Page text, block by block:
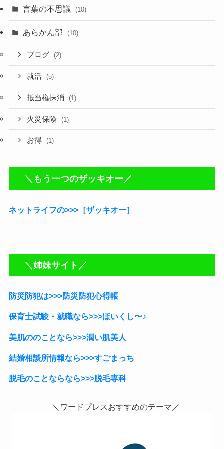
言葉の不思議 (10)
あらかん部 (10)
ブログ (2)
就活 (5)
抵当権抹消 (1)
火災保険 (1)
お得 (1)
＼もう一つのザッキオー／
ネットライフの>>>［ザッキオー］
＼姉妹サイト／
防災防犯は>>>防災防犯心得帳
保育士試験・就職なら>>>ほいくし〜♪
美肌ののことなら>>>潤い肌美人
結婚相談所情報なら>>>すごまっち
脱毛のことならなら>>>脱毛専科
＼ワードプレスおすすめのテーマ／